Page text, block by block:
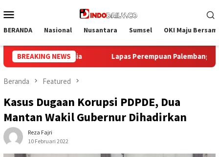
ke
Mobile
BERANDA Nasional Nusantara Sumsel OKI Maju
BREAKING NEWS
Gelar Aksi Bersih Kemerdekaan, Kobarkan Semangat
Beranda Featured
Kasus Dugaan Korupsi PDPDE, Dua
Mantan Wakil Gubernur Dihadirkan
Reza Fajri
10 Februari 2022